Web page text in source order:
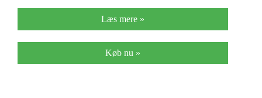
Læs mere »
Køb nu »